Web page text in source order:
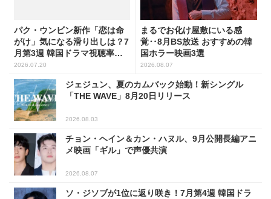
パク・ウンビン新作「恋は命
がけ」気になる滑り出しは？7
月第3週 韓国ドラマ視聴率ラ
ンキング
2026.07.20
まるでお化け屋敷にいる感
覚‥8月BS放送 おすすめの韓
国ホラー映画3選
2026.08.07
ジェジュン、夏のカムバック始動！新シングル
「THE WAVE」8月20日リリース
2026.08.03
チョン・ヘイン＆カン・ハヌル、9月公開長編アニ
メ映画「ギル」で声優共演
2026.08.07
ソ・ジソブが1位に返り咲き！7月第4週 韓国ドラ